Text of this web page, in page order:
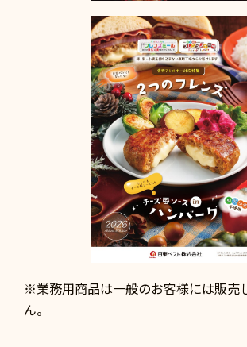
※業務用商品は一般のお客様には販売
ん。